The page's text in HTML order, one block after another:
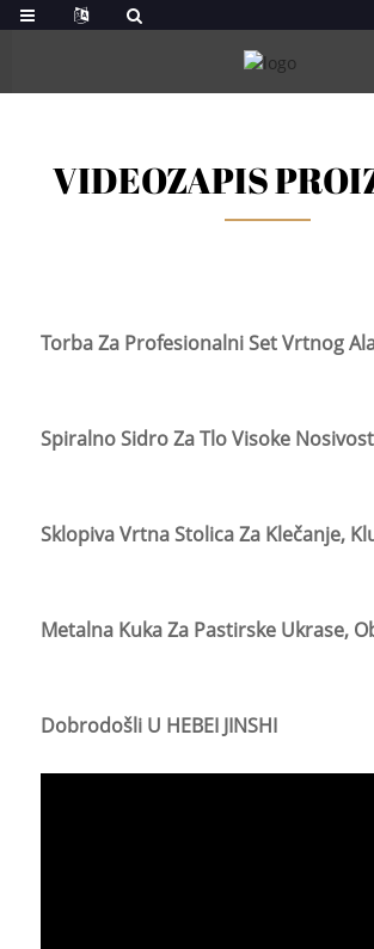
VIDEOZAPIS
Dobrodošli U HEBEI JINSHI